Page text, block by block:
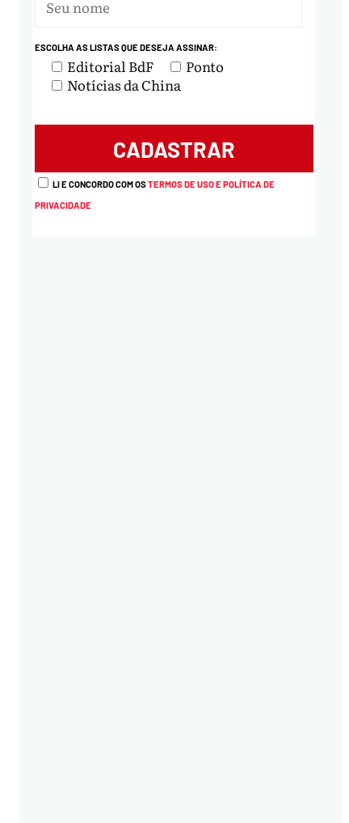
ESCOLHA AS LISTAS QUE DESEJA ASSINAR:
Editorial BdF
Ponto
Notícias da China
LI E CONCORDO COM OSTERMOS DE USO E POLÍTICA DE
PRIVACIDADE